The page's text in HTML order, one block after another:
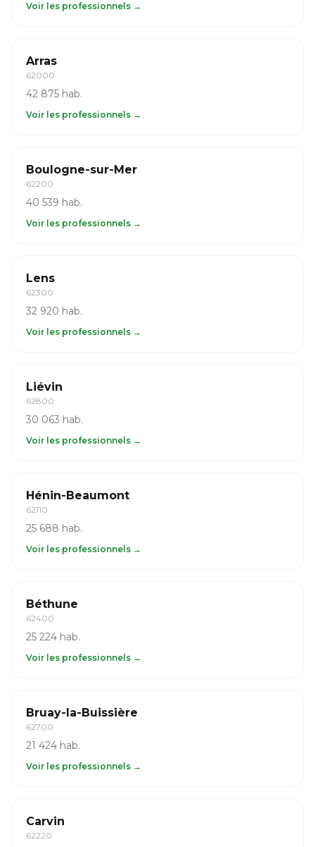
Voir les professionnels →
Arras
62000
42 875 hab.
Voir les professionnels →
Boulogne-sur-Mer
62200
40 539 hab.
Voir les professionnels →
Lens
62300
32 920 hab.
Voir les professionnels →
Liévin
62800
30 063 hab.
Voir les professionnels →
Hénin-Beaumont
62110
25 688 hab.
Voir les professionnels →
Béthune
62400
25 224 hab.
Voir les professionnels →
Bruay-la-Buissière
62700
21 424 hab.
Voir les professionnels →
Carvin
62220